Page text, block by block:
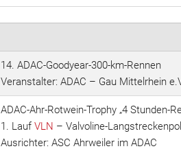
14. ADAC-Goodyear-300-km-Rennen
Veranstalter: ADAC – Gau Mittelrhein
ADAC-Ahr-Rotwein-Trophy „4 Stunden-
1. Lauf VLN – Valvoline-
Ausrichter: ASC Ahrweiler im ADAC